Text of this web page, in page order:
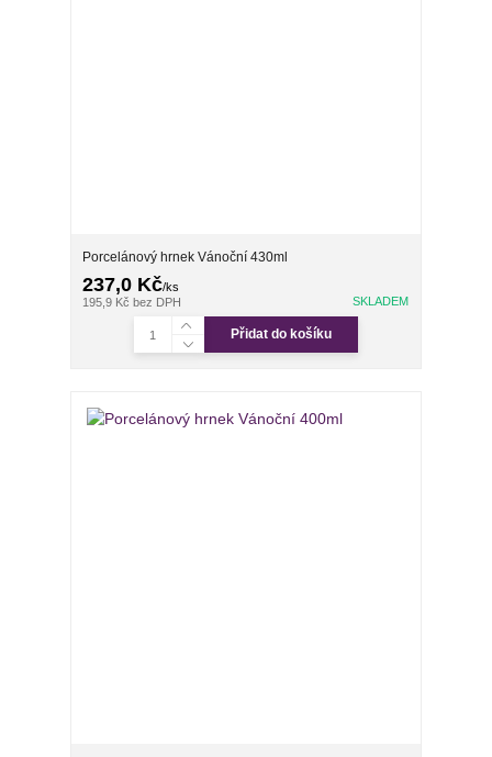
Porcelánový hrnek Vánoční 430ml
237,0 Kč/ks
195,9 Kč bez DPH SKLADEM
Přidat do košíku